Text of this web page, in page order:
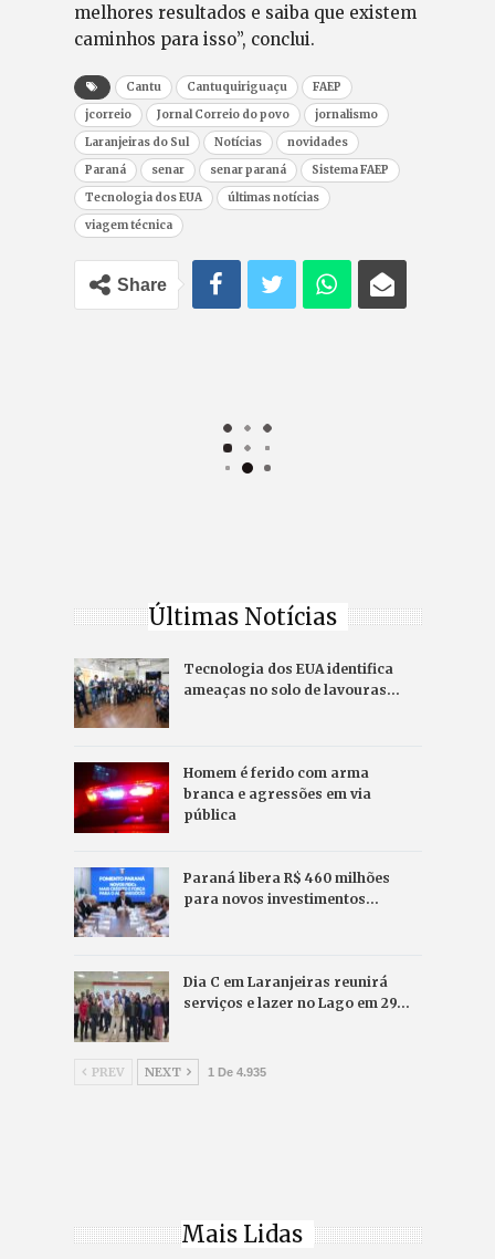
melhores resultados e saiba que existem
caminhos para isso”, conclui.
Cantu Cantuquiriguaçu
FAEP
jcorreio
Jornal Correio do povo
jornalismo
Laranjeiras do Sul
Notícias
novidades
Paraná
senar senar paraná
Sistema FAEP
Tecnologia dos EUA
últimas notícias
viagem técnica
Share
Últimas Notícias
Tecnologia dos EUA identifica
ameaças no solo de lavouras…
Homem é ferido com arma
branca e agressões em via
pública
Paraná libera R$ 460 milhões
para novos investimentos…
Dia C em Laranjeiras reunirá
serviços e lazer no Lago em 29…
PREV NEXT 1 De 4.935
Mais Lidas